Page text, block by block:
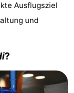
Ausflugsziel
und
?